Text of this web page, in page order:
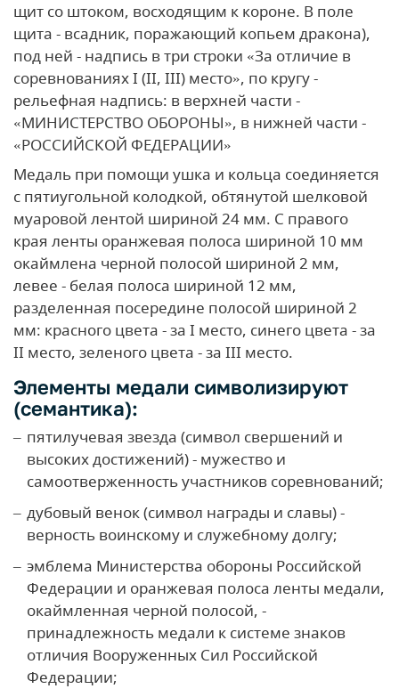
щит со штоком, восходящим к короне. В поле
щита - всадник, поражающий копьем дракона),
под ней - надпись в три строки «За отличие в
соревнованиях I (II, III) место», по кругу -
рельефная надпись: в верхней части -
«МИНИСТЕРСТВО ОБОРОНЫ», в нижней части -
«РОССИЙСКОЙ ФЕДЕРАЦИИ»
Медаль при помощи ушка и кольца соединяется
с пятиугольной колодкой, обтянутой шелковой
муаровой лентой шириной 24 мм. С правого
края ленты оранжевая полоса шириной 10 мм
окаймлена черной полосой шириной 2 мм,
левее - белая полоса шириной 12 мм,
разделенная посередине полосой шириной 2
мм: красного цвета - за I место, синего цвета - за
II место, зеленого цвета - за III место.
Элементы медали символизируют
(семантика):
пятилучевая звезда (символ свершений и
высоких достижений) - мужество и
самоотверженность участников соревнований;
дубовый венок (символ награды и славы) -
верность воинскому и служебному долгу;
эмблема Министерства обороны Российской
Федерации и оранжевая полоса ленты медали,
окаймленная черной полосой, -
принадлежность медали к системе знаков
отличия Вооруженных Сил Российской
Федерации;